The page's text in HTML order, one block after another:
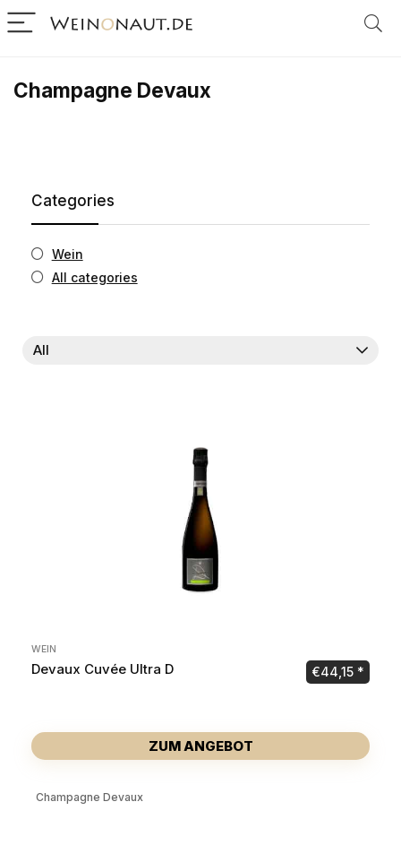
Champagne Devaux
Categories
Wein
All categories
All
WEIN
Devaux Cuvée Ultra D €44,15
ZUM ANGEBOT
Champagne Devaux